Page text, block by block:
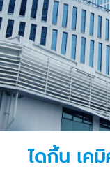
ไดกิ้น เค